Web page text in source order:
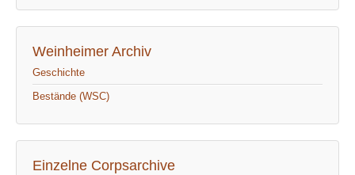
Weinheimer Archiv
Geschichte
Bestände (WSC)
Einzelne Corpsarchive